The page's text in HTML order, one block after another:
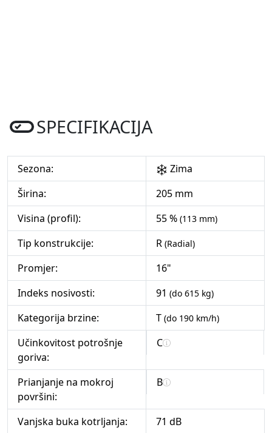
SPECIFIKACIJA
Sezona:
Zima
Širina:
205 mm
Visina (profil):
55 % (113 mm)
Tip konstrukcije: R (Radial)
Promjer:
16"
Indeks nosivosti:
91 (do 615 kg)
Kategorija brzine: T (do 190 km/h)
Učinkovitost potrošnje
goriva:
C
Prianjanje na mokroj
površini:
B
Vanjska buka kotrljanja:
71 dB